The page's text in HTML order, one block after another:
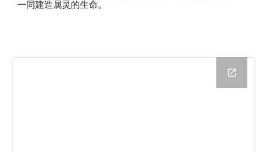
一同建造属灵的生命。